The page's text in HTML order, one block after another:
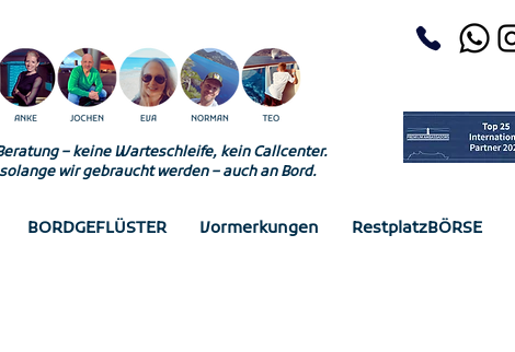
– keine Warteschleife, kein Callcenter.
wir gebraucht werden – auch an Bord.
BORDGEFLÜSTER Vormerkungen RestplatzBÖRSE